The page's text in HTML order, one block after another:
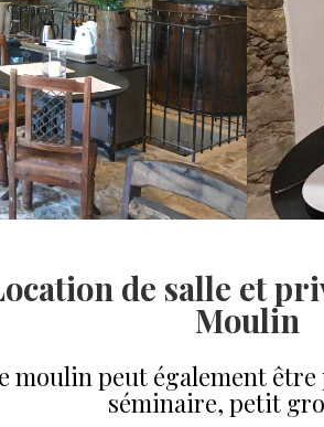
de salle et
Moulin
moulin peut également
séminaire, petit